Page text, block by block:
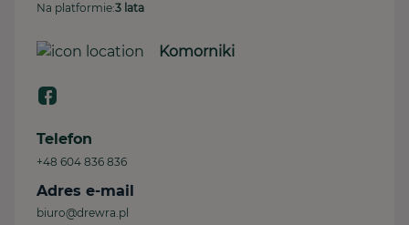
Na platformie:3 lata
Komorniki
Telefon
+48 604 836 836
Adres e-mail
biuro@drewra.pl